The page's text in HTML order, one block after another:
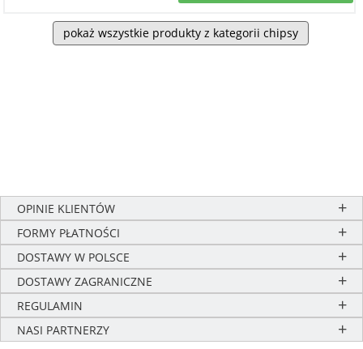
pokaż wszystkie produkty z kategorii chipsy
OPINIE KLIENTÓW
FORMY PŁATNOŚCI
DOSTAWY W POLSCE
DOSTAWY ZAGRANICZNE
REGULAMIN
NASI PARTNERZY